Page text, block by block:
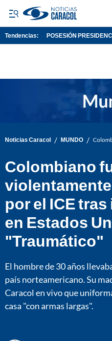
Tendencias: POSESIÓN
Noticias Caracol / MUNDO /
Colombiano
por el ICE
en Estados
"Traumático"
El hombre de 30 años
país norteamericano. Su
Caracol en vivo que
casa "con armas largas".